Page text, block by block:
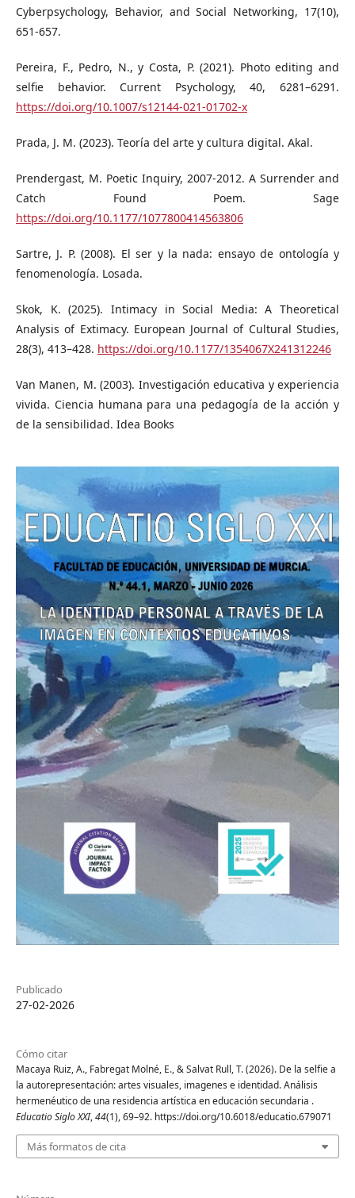
Cyberpsychology, Behavior, and Social Networking, 17(10),
651-657.
Pereira, F., Pedro, N., y Costa, P. (2021). Photo editing and
selfie behavior. Current Psychology, 40, 6281–6291.
https://doi.org/10.1007/s12144-021-01702-x
Prada, J. M. (2023). Teoría del arte y cultura digital. Akal.
Prendergast, M. Poetic Inquiry, 2007-2012. A Surrender and
Catch Found Poem. Sage
https://doi.org/10.1177/1077800414563806
Sartre, J. P. (2008). El ser y la nada: ensayo de ontología y
fenomenología. Losada.
Skok, K. (2025). Intimacy in Social Media: A Theoretical
Analysis of Extimacy. European Journal of Cultural Studies,
28(3), 413–428. https://doi.org/10.1177/1354067X241312246
Van Manen, M. (2003). Investigación educativa y experiencia
vivida. Ciencia humana para una pedagogía de la acción y
de la sensibilidad. Idea Books
Publicado
27-02-2026
Cómo citar
Macaya Ruiz, A., Fabregat Molné, E., & Salvat Rull, T. (2026). De la selfie a
la autorepresentación: artes visuales, imagenes e identidad. Análisis
hermenéutico de una residencia artística en educación secundaria .
Educatio Siglo XXI,44(1), 69–92. https://doi.org/10.6018/educatio.679071
Más formatos de cita